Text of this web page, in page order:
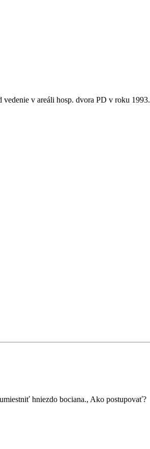
vedenie v areáli hosp. dvora PD v roku 1993.
hniezdo bociana., Ako postupovať?